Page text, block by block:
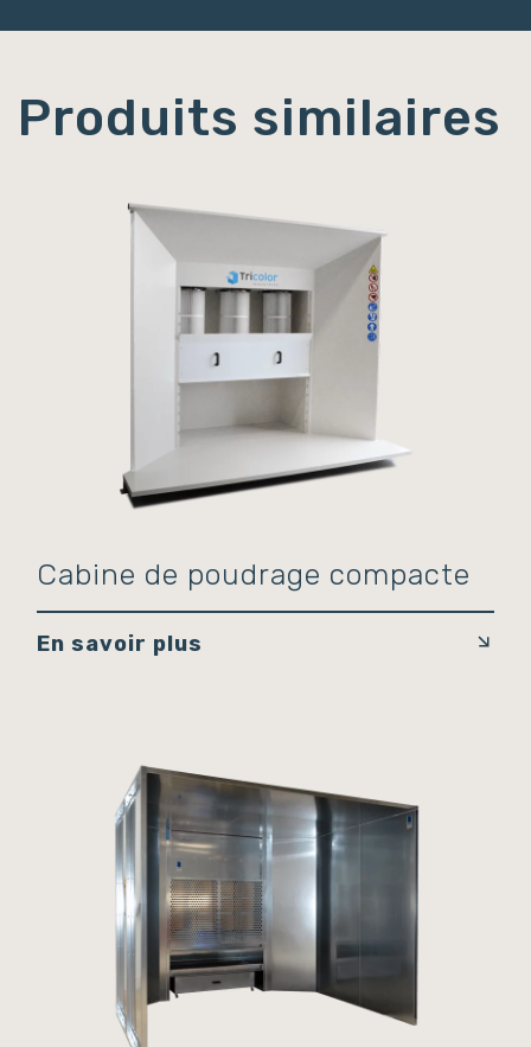
Produits similaires
Cabine de poudrage compacte
En savoir plus